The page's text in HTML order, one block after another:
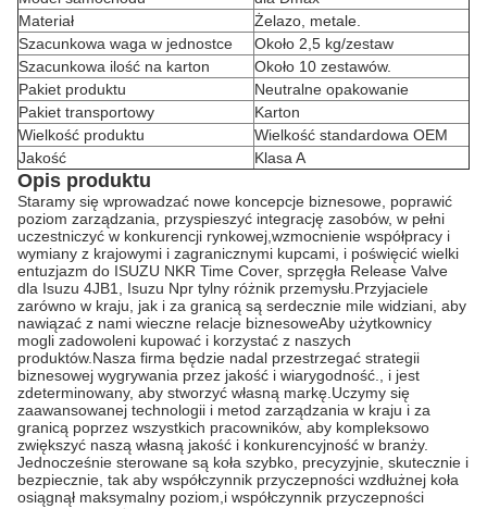
Materiał
Żelazo, metale.
Szacunkowa waga w jednostce
Około 2,5 kg/zestaw
Szacunkowa ilość na karton
Około 10 zestawów.
Pakiet produktu
Neutralne opakowanie
Pakiet transportowy
Karton
Wielkość produktu
Wielkość standardowa OEM
Jakość
Klasa A
Opis produktu
Staramy się wprowadzać nowe koncepcje biznesowe, poprawić
poziom zarządzania, przyspieszyć integrację zasobów, w pełni
uczestniczyć w konkurencji rynkowej,wzmocnienie współpracy i
wymiany z krajowymi i zagranicznymi kupcami, i poświęcić wielki
entuzjazm do ISUZU NKR Time Cover, sprzęgła Release Valve
dla Isuzu 4JB1, Isuzu Npr tylny różnik przemysłu.Przyjaciele
zarówno w kraju, jak i za granicą są serdecznie mile widziani, aby
nawiązać z nami wieczne relacje biznesoweAby użytkownicy
mogli zadowoleni kupować i korzystać z naszych
produktów.Nasza firma będzie nadal przestrzegać strategii
biznesowej wygrywania przez jakość i wiarygodność., i jest
zdeterminowany, aby stworzyć własną markę.Uczymy się
zaawansowanej technologii i metod zarządzania w kraju i za
granicą poprzez wszystkich pracowników, aby kompleksowo
zwiększyć naszą własną jakość i konkurencyjność w branży.
Jednocześnie sterowane są koła szybko, precyzyjnie, skutecznie i
bezpiecznie, tak aby współczynnik przyczepności wzdłużnej koła
osiągnął maksymalny poziom,i współczynnik przyczepności